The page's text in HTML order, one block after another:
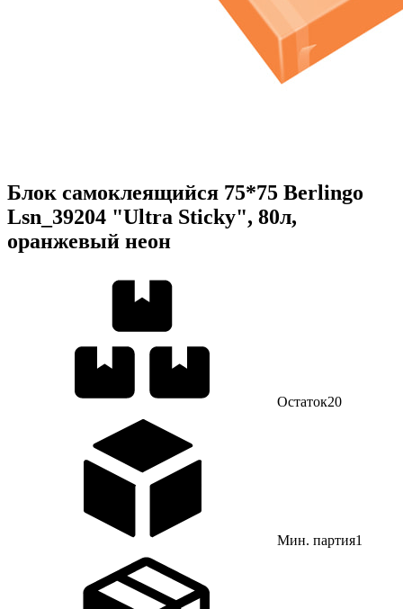
Блок самоклеящийся 75*75 Berlingo
Lsn_39204 "Ultra Sticky", 80л,
оранжевый неон
Остаток20
Мин. партия1